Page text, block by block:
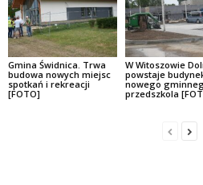
Gmina Świdnica. Trwa
budowa nowych miejsc
spotkań i rekreacji
[FOTO]
W Witoszowie
powstaje
nowego
przedszkola